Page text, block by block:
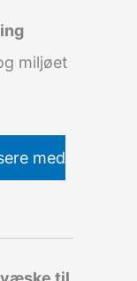
miljøet
med